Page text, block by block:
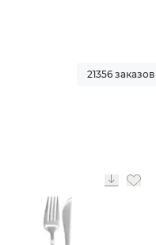
21356 заказов